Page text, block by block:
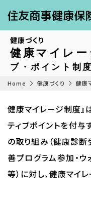
健康づくり
健康マイレ
ブ・ポイント制
Home 健康づくり 健康
健康マイレージ制度』
ティブポイントを付
の取り組み（健康診
善プログラム参加・
等）に対し、健康マイ